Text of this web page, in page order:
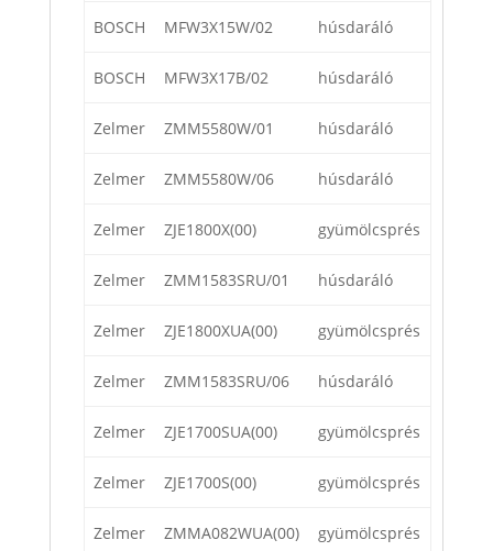
BOSCH MFW3X15W/02 húsdaráló
BOSCH MFW3X17B/02 húsdaráló
Zelmer ZMM5580W/01 húsdaráló
Zelmer ZMM5580W/06 húsdaráló
Zelmer ZJE1800X(00) gyümölcsprés
Zelmer ZMM1583SRU/01 húsdaráló
Zelmer ZJE1800XUA(00) gyümölcsprés
Zelmer ZMM1583SRU/06 húsdaráló
Zelmer ZJE1700SUA(00) gyümölcsprés
Zelmer ZJE1700S(00) gyümölcsprés
Zelmer ZMMA082WUA(00) gyümölcsprés